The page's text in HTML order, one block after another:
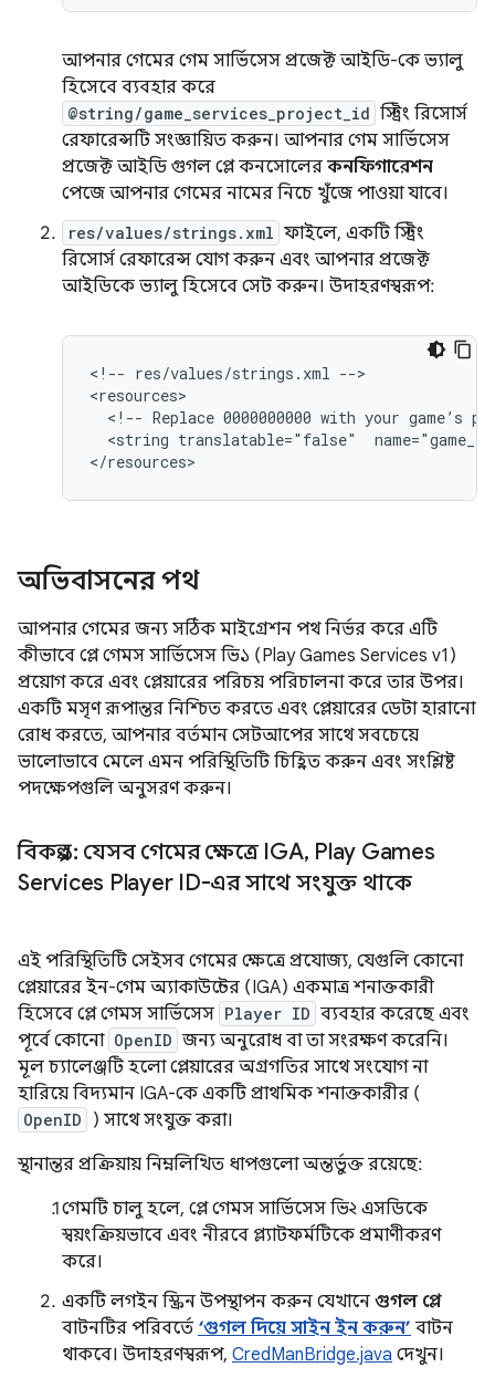
আপনার গেমের গেম সার্ভিসেস প্রজেক্ট আইডি-কে ভ্যালু
হিসেবে ব্যবহার করে
@string/game_services_project_id স্ট্রিং রিসোর্স
রেফারেন্সটি সংজ্ঞায়িত করুন। আপনার গেম সার্ভিসেস
প্রজেক্ট আইডি গুগল প্লে কনসোলের কনফিগারেশন
পেজে আপনার গেমের নামের নিচে খুঁজে পাওয়া যাবে।
res/values/strings.xml ফাইলে, একটি স্ট্রিং
রিসোর্স রেফারেন্স যোগ করুন এবং আপনার প্রজেক্ট
আইডিকে ভ্যালু হিসেবে সেট করুন। উদাহরণস্বরূপ:
<!-- res/values/strings.xml -->
<!-- Replace 0000000000 with your game’s
<string translatable="false"
অভিবাসনের পথ
আপনার গেমের জন্য সঠিক মাইগ্রেশন পথ নির্ভর করে এটি
কীভাবে প্লে গেমস সার্ভিসেস ভি১ (Play Games Services v1)
প্রয়োগ করে এবং প্লেয়ারের পরিচয় পরিচালনা করে তার উপর।
একটি মসৃণ রূপান্তর নিশ্চিত করতে এবং প্লেয়ারের ডেটা হারানো
রোধ করতে, আপনার বর্তমান সেটআপের সাথে সবচেয়ে
ভালোভাবে মেলে এমন পরিস্থিতিটি চিহ্নিত করুন এবং সংশ্লিষ্ট
পদক্ষেপগুলি অনুসরণ করুন।
বিকল্প ১: যেসব গেমের ক্ষেত্রে IGA, Play Games
Services Player ID-এর সাথে সংযুক্ত থাকে
এই পরিস্থিতিটি সেইসব গেমের ক্ষেত্রে প্রযোজ্য, যেগুলি কোনো
প্লেয়ারের ইন-গেম অ্যাকাউন্টের (IGA) একমাত্র শনাক্তকারী
হিসেবে প্লে গেমস সার্ভিসেস Player ID ব্যবহার করেছে এবং
পূর্বে কোনো OpenID জন্য অনুরোধ বা তা সংরক্ষণ করেনি।
মূল চ্যালেঞ্জটি হলো প্লেয়ারের অগ্রগতির সাথে সংযোগ না
হারিয়ে বিদ্যমান IGA-কে একটি প্রাথমিক শনাক্তকারীর (
OpenID
) সাথে সংযুক্ত করা।
স্থানান্তর প্রক্রিয়ায় নিম্নলিখিত ধাপগুলো অন্তর্ভুক্ত রয়েছে:
গেমটি চালু হলে, প্লে গেমস সার্ভিসেস ভি২ এসডিকে
স্বয়ংক্রিয়ভাবে এবং নীরবে প্ল্যাটফর্মটিকে প্রমাণীকরণ
করে।
একটি লগইন স্ক্রিন উপস্থাপন করুন যেখানে গুগল প্লে
বাটনটির পরিবর্তে ‘গুগল দিয়ে সাইন ইন করুন’ বাটন
থাকবে। উদাহরণস্বরূপ, CredManBridge.java দেখুন।